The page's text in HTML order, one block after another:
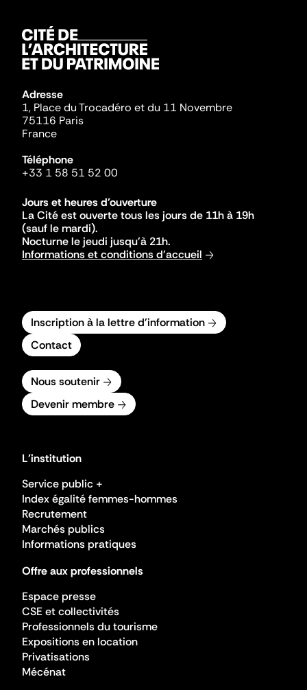
Adresse
1, Place du Trocadéro et du 11 Novembre
75116 Paris
France
Téléphone
+33 1 58 51 52 00
Jours et heures d'ouverture
La Cité est ouverte tous les jours de 11h à 19h
(sauf le mardi).
Nocturne le jeudi jusqu'à 21h.
Informations et conditions d'accueil
Inscription à la lettre d'information
Contact
Nous soutenir
Devenir membre
L'institution
Service public +
Index égalité femmes-hommes
Recrutement
Marchés publics
Informations pratiques
Offre aux professionnels
Espace presse
CSE et collectivités
Professionnels du tourisme
Expositions en location
Privatisations
Mécénat